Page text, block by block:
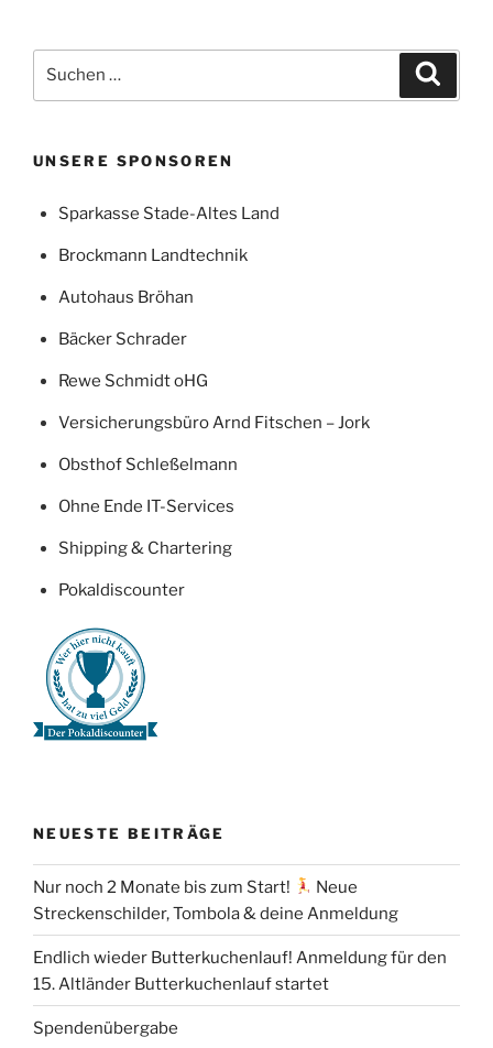
nach:
UNSERE SPONSOREN
Sparkasse Stade-Altes Land
Brockmann Landtechnik
Autohaus Bröhan
Bäcker Schrader
Rewe Schmidt oHG
Versicherungsbüro Arnd Fitschen – Jork
Obsthof Schleßelmann
Ohne Ende IT-Services
Shipping & Chartering
Pokaldiscounter
NEUESTE BEITRÄGE
Nur noch 2 Monate bis zum Start!
Neue
Streckenschilder, Tombola & deine Anmeldung
Endlich wieder Butterkuchenlauf! Anmeldung für den
15. Altländer Butterkuchenlauf startet
Spendenübergabe